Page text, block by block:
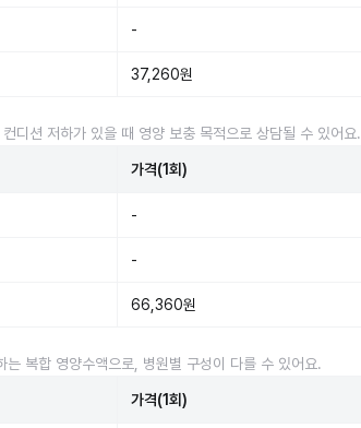
-
37,260원
디션 저하가 있을 때 영양 보충 목적으로 상담될 수 있어요.
가격(1회)
-
-
66,360원
는 복합 영양수액으로, 병원별 구성이 다를 수 있어요.
가격(1회)